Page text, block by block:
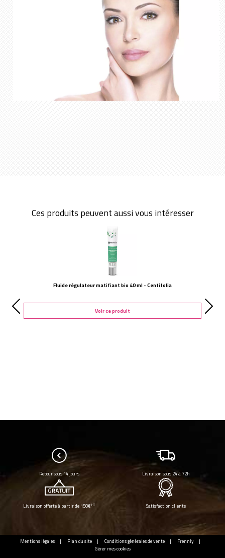
Ces produits peuvent aussi vous intéresser
Fluide régulateur matifiant bio 40 ml - Centifolia
Voir ce produit
Retour sous 14 jours Livraison sous 24 à 72h
Livraison offerte à partir de 150€HT Satisfaction clients
Mentions légales Plan du site Conditions générales de vente
Frennly
Gérer mes cookies